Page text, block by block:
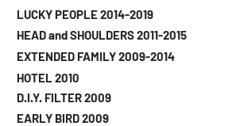
LUCKY PEOPLE 2014-2019
HEAD and SHOULDERS 2011-2015
EXTENDED FAMILY 2009-2014
HOTEL 2010
D.I.Y. FILTER 2009
EARLY BIRD 2009